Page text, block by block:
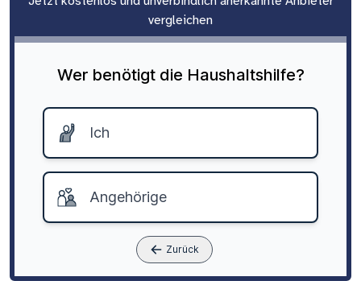
vergleichen
Wer benötigt die Haushaltshilfe?
Ich
Angehörige
Zurück